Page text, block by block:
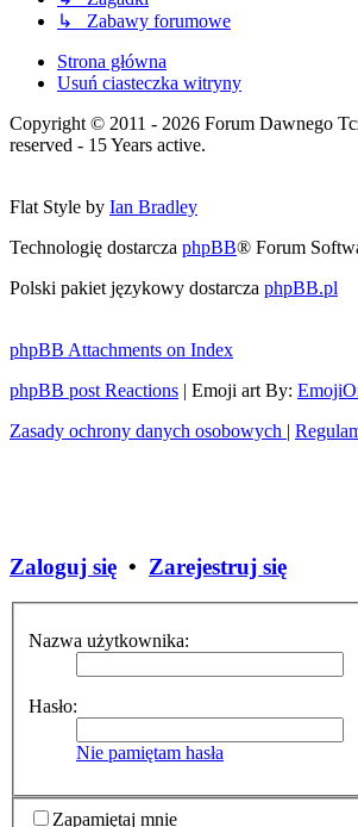
↳ Zabawy forumowe
Strona główna
Usuń ciasteczka witryny
Copyright © 2011 - 2026 Forum Dawnego
reserved - 15 Years active.
Flat Style by Ian Bradley
Technologię dostarcza phpBB® Forum
Polski pakiet językowy dostarcza phpBB.pl
phpBB Attachments on Index
phpBB post Reactions | Emoji art By:
Zasady ochrony danych osobowych |
Zaloguj się • Zarejestruj się
Nazwa użytkownika:
Hasło:
Nie pamiętam hasła
Zapamiętaj mnie